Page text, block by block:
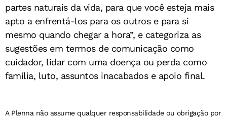
partes naturais da vida, para que você esteja mais
apto a enfrentá-los para os outros e para si
mesmo quando chegar a hora”, e categoriza as
sugestões em termos de comunicação como
cuidador, lidar com uma doença ou perda como
família, luto, assuntos inacabados e apoio final.
A Plenna não assume qualquer responsabilidade ou obrigação por